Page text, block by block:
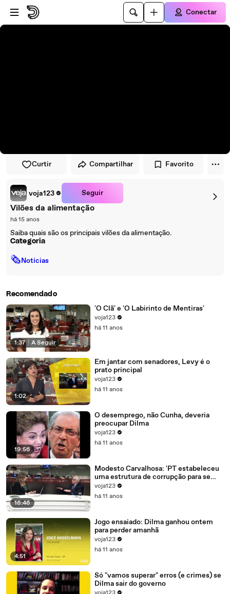
Pular para o player
Ir para o conteúdo principal
Conectar
Curtir Compartilhar Favorito
voja123 Seguir
Vilões da alimentação
há 15 anos
Saiba quais são os principais vilões da alimentação.
Categoria
🗞Notícias
Recomendado
1:37 A Seguir
'O Clã' e 'O Labirinto de Mentiras'
voja123
há 11 anos
1:02
Em jantar com senadores, Levy é o
prato principal
voja123
há 11 anos
19:56
O desemprego, não Cunha, deveria
preocupar Dilma
voja123
há 11 anos
16:46
Modesto Carvalhosa: 'PT estabeleceu
uma estrutura de corrupção para se
manter no poder'
voja123
há 11 anos
4:51
Jogo ensaiado: Dilma ganhou ontem
para perder amanhã
voja123
há 11 anos
Só "vamos superar" erros (e crimes) se
Dilma sair do governo